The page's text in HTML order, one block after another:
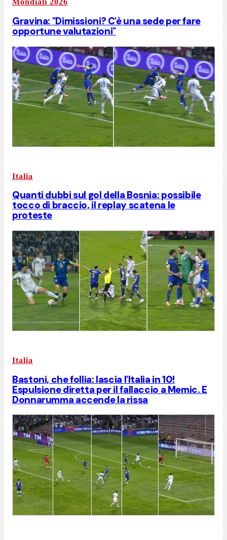
Mondiali 2026
Gravina: "Dimissioni? C'è una sede per fare
opportune valutazioni"
Italia
Quanti dubbi sul gol della Bosnia: possibile
tocco di braccio, il replay scatena le
proteste
Italia
Bastoni, che follia: lascia l'Italia in 10!
Espulsione diretta per il fallaccio a Memic. E
Donnarumma accende la rissa